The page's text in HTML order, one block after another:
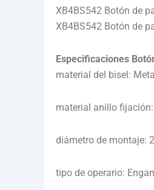
XB4BS542 Botón de
XB4BS542 Botón de
Especificaciones
material del bisel:
material anillo
diámetro de montaje:
tipo de operario: